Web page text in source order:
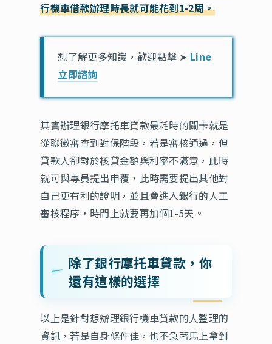
行機車借款辦理時長就可能花到1-2周。
想了解更多知識，歡迎點擊 ➤ Line
立即諮詢
其實辦理銀行摩托車貸款最耗時的關卡就是
從聯徵審查到對保階段，若是審核通過，但
貸款人卻對於核貸金額與利率不滿意，此時
就可與專員提出申覆，此時需要提出其他對
自己更有利的證明，並且會進入銀行的人工
審核程序，時間上就要再加個1-5天。
除了銀行摩托車貸款，你
還有這樣的選擇
以上是針對想辦理銀行機車貸款的人整理的
資訊，若是自身條件佳，也不急著馬上拿到